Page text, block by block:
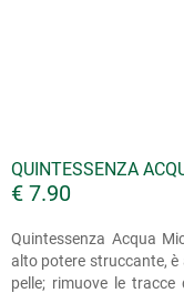
QUINTESSENZA
€ 7.90
Quintessenza Acqua
alto potere struccante,
pelle; rimuove le